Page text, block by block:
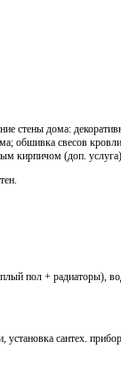
стены дома:
обшивка свесов
кирпичом (доп.
пол + радиаторы),
установка сантех.